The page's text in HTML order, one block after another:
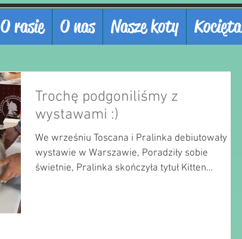
O rasie O nas Nasze koty Kocięta
Trochę podgoniliśmy z
wystawami :)
We wrześniu Toscana i Pralinka debiutowały na
wystawie w Warszawie, Poradziły sobie
świetnie, Pralinka skończyła tytuł Kitten